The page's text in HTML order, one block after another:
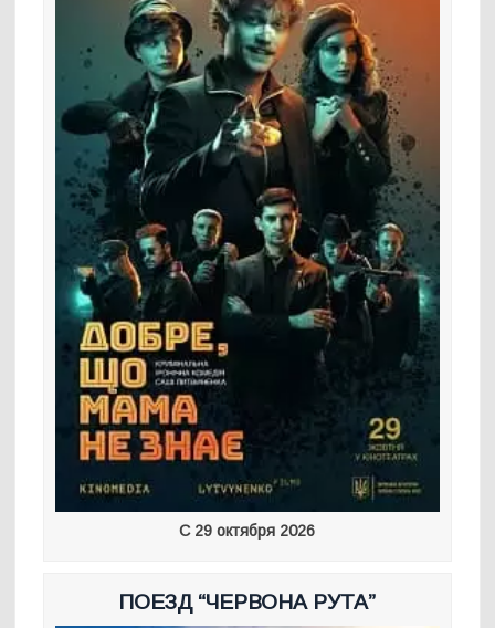
С 29 октября 2026
ПОЕЗД “ЧЕРВОНА РУТА”